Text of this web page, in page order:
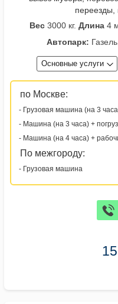
переезды,
Вес 3000 кг. Длина 4
Автопарк:
Основные услуги
по Москве:
- Грузовая машина (на 3
- Машина (на 3 часа) +
- Машина (на 4 часа) +
По межгороду:
- Грузовая машина